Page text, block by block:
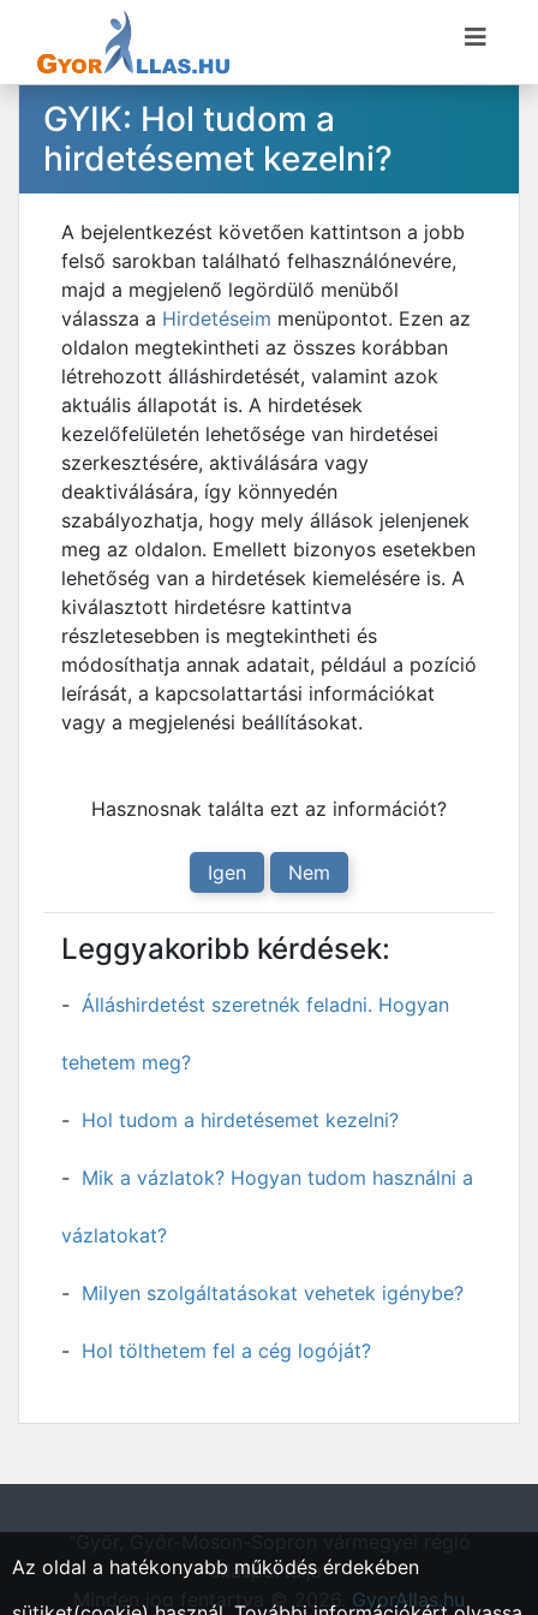
GYIK: Hol tudom a
hirdetésemet kezelni?
A bejelentkezést követően kattintson a jobb
felső sarokban található felhasználónevére,
majd a megjelenő legördülő menüből
válassza a Hirdetéseim menüpontot. Ezen az
oldalon megtekintheti az összes korábban
létrehozott álláshirdetését, valamint azok
aktuális állapotát is. A hirdetések
kezelőfelületén lehetősége van hirdetései
szerkesztésére, aktiválására vagy
deaktiválására, így könnyedén
szabályozhatja, hogy mely állások jelenjenek
meg az oldalon. Emellett bizonyos esetekben
lehetőség van a hirdetések kiemelésére is. A
kiválasztott hirdetésre kattintva
részletesebben is megtekintheti és
módosíthatja annak adatait, például a pozíció
leírását, a kapcsolattartási információkat
vagy a megjelenési beállításokat.
Hasznosnak találta ezt az információt?
Igen Nem
Leggyakoribb kérdések:
Álláshirdetést szeretnék feladni. Hogyan
tehetem meg?
Hol tudom a hirdetésemet kezelni?
Mik a vázlatok? Hogyan tudom használni a
vázlatokat?
Milyen szolgáltatásokat vehetek igénybe?
Hol tölthetem fel a cég logóját?
állásportálja"
Minden jog fentartva © 2026. GyorAllas.hu
Az oldal a hatékonyabb működés érdekében